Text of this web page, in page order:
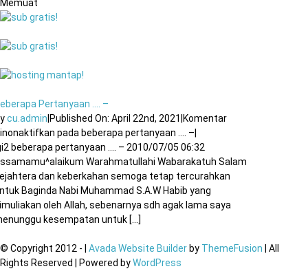
Memuat
Pertanyaan …. –
cu.admin Published On: April 22nd, 2021 Komentar
pada beberapa pertanyaan …. –
beberapa pertanyaan …. – 2010/07/05 06:32
Warahmatullahi Wabarakatuh Salam
dan keberkahan semoga tetap tercurahkan
Baginda Nabi Muhammad S.A.W Habib yang
oleh Allah, sebenarnya sdh agak lama saya
kesempatan untuk [...]
© Copyright 2012 - Avada Website Builder by ThemeFusion | All
Rights Reserved | Powered byWordPress